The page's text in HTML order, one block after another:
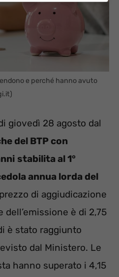
e perché hanno avuto
giovedì 28 agosto dal
del BTP con
stabilita al 1°
annua lorda del
di aggiudicazione
dell’emissione è di 2,75
è stato raggiunto
dal Ministero. Le
hanno superato i 4,15